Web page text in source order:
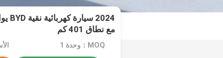
مع نطاق 401 كم
MOQ：وحدة 1